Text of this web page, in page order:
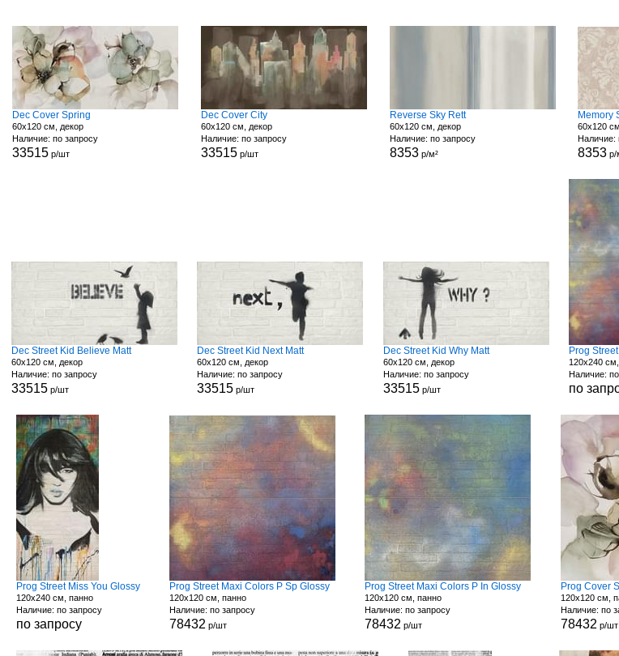
Dec Cover Spring
60x120 см, декор
Наличие: по запросу
33515 р/шт
Dec Cover City
60x120 см, декор
Наличие: по запросу
33515р/шт
Reverse Sky Rett
60x120 см, декор
Наличие: по запросу
8353р/м²
Memory
60x120
Наличие:
8353 р/
Dec Street Kid Believe Matt
60x120 см, декор
Наличие: по запросу
33515р/шт
Dec Street Kid Next Matt
60x120 см, декор
Наличие: по запросу
33515 р/шт
Dec Street Kid Why Matt
60x120 см, декор
Наличие: по запросу
33515р/шт
Prog
120x240
Наличие:
по
Prog Street Miss You Glossy
120x240 см, панно
Наличие: по запросу
по запросу
Prog Street Maxi Colors P Sp Glossy
120x120 см, панно
Наличие: по запросу
78432 р/шт
Prog Street Maxi Colors P In Glossy
120x120 см, панно
Наличие: по запросу
78432 р/шт
Prog Cover
120x120 см,
Наличие: по
78432 р/шт